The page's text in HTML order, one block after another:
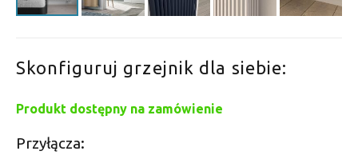
Skonfiguruj grzejnik dla siebie:
Produkt dostępny na zamówienie
Przyłącza: